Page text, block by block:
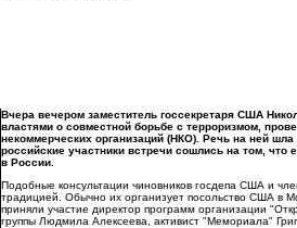
Вчера вечером заместитель госсекретаря США
властями о совместной борьбе с терроризмом,
некоммерческих организаций (НКО). Речь на ней
российские участники встречи сошлись на том, что
в России.
Подобные консультации чиновников госдепа США и
традицией. Обычно их организует посольство США в
приняли участие директор программ организации
группы Людмила Алексеева, активист "Мемориала"